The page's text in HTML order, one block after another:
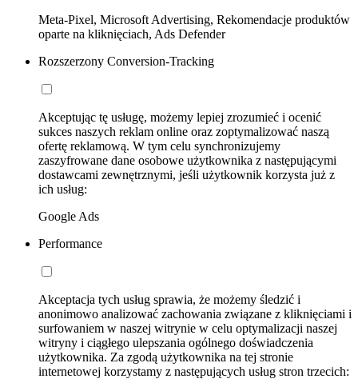
Meta-Pixel, Microsoft Advertising, Rekomendacje produktów
oparte na kliknięciach, Ads Defender
Rozszerzony Conversion-Tracking
Akceptując tę usługę, możemy lepiej zrozumieć i ocenić
sukces naszych reklam online oraz zoptymalizować naszą
ofertę reklamową. W tym celu synchronizujemy
zaszyfrowane dane osobowe użytkownika z następującymi
dostawcami zewnętrznymi, jeśli użytkownik korzysta już z
ich usług:
Google Ads
Performance
Akceptacja tych usług sprawia, że możemy śledzić i
anonimowo analizować zachowania związane z kliknięciami i
surfowaniem w naszej witrynie w celu optymalizacji naszej
witryny i ciągłego ulepszania ogólnego doświadczenia
użytkownika. Za zgodą użytkownika na tej stronie
internetowej korzystamy z następujących usług stron trzecich: